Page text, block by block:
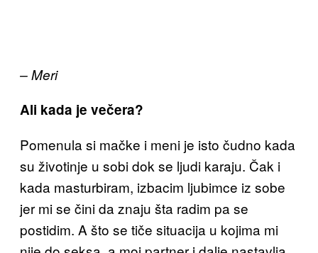
– Meri
Ali kada je večera?
Pomenula si mačke i meni je isto čudno kada
su životinje u sobi dok se ljudi karaju. Čak i
kada masturbiram, izbacim ljubimce iz sobe
jer mi se čini da znaju šta radim pa se
postidim. A što se tiče situacija u kojima mi